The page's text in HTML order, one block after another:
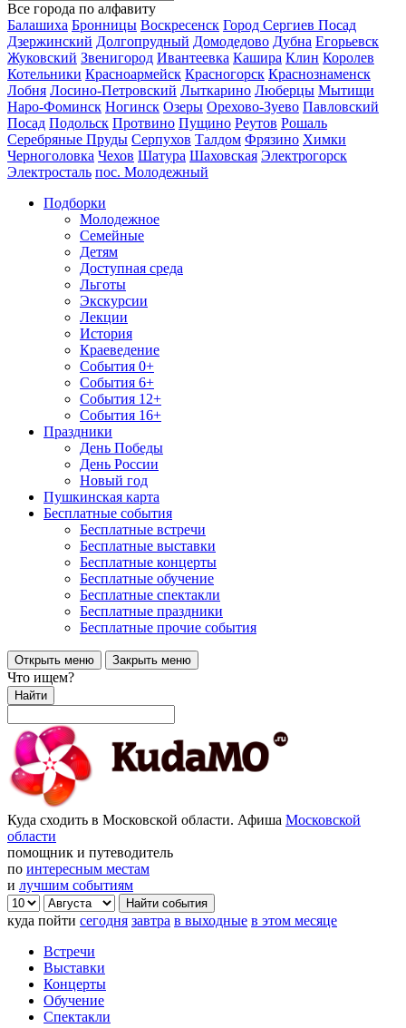
Все города по алфавиту
Балашиха Бронницы Воскресенск Город Сергиев Посад
Дзержинский Долгопрудный Домодедово Дубна Егорьевск
Жуковский Звенигород Ивантеевка Кашира Клин Королев
Котельники Красноармейск Красногорск Краснознаменск
Лобня Лосино-Петровский Лыткарино Люберцы Мытищи
Наро-Фоминск Ногинск Озеры Орехово-Зуево Павловский
Посад Подольск Протвино Пущино Реутов Рошаль
Серебряные Пруды Серпухов Талдом Фрязино Химки
Черноголовка Чехов Шатура Шаховская Электрогорск
Электросталь пос. Молодежный
Подборки
Молодежное
Семейные
Детям
Доступная среда
Льготы
Экскурсии
Лекции
История
Краеведение
События 0+
События 6+
События 12+
События 16+
Праздники
День Победы
День России
Новый год
Пушкинская карта
Бесплатные события
Бесплатные встречи
Бесплатные выставки
Бесплатные концерты
Бесплатные обучение
Бесплатные спектакли
Бесплатные праздники
Бесплатные прочие события
Открыть меню Закрыть меню
Что ищем?
Найти
Куда сходить в Московской области. Афиша Московской
области
помощник и путеводитель
по интересным местам
и лучшим событиям
куда пойти сегодня завтра в выходные в этом месяце
Встречи
Выставки
Концерты
Обучение
Спектакли